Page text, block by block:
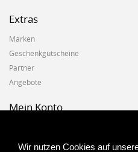
Wir nutzen Cookies auf
Extras
Marken
Geschenkgutscheine
Partner
Angebote
Mein Konto
Auftragshistorie